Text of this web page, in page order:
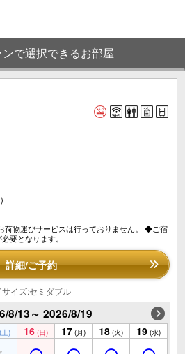
で選択できるお部屋
荷物運びサービスは行っておりません。 ◆ご宿
要となります。
詳細/ご予約
イズ:セミダブル
8/13～ 2026/8/19
(土) 16 (日) 17 (月) 18 (火) 19 (水)